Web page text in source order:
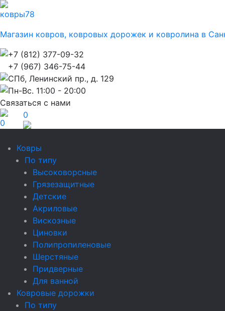
ковры78
Магазин ковров, ковровых дорожек и ковролина в
+7 (812) 377-09-32
+7 (967) 346-75-44
СПб, Ленинский пр., д. 129
Пн-Вс. 11:00 - 20:00
Связаться с нами
0
0
Ковры
По типу
Высоковорсные
Грязезащитные
Детские
Акриловые
Вискозные
Циновки
Полипропиленовые
Шерстяные
Придверные
Для ванной
Ковровые дорожки
По типу